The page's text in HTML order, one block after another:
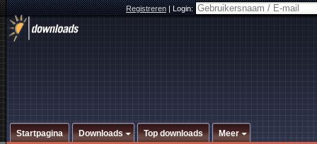
Registreren|Login:
Startpagina Downloads Top downloads Meer